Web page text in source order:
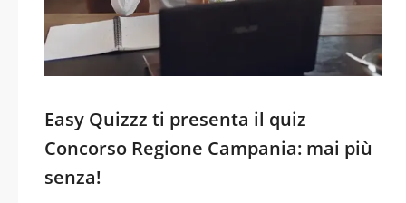
Easy Quizzz ti presenta il quiz
Concorso Regione Campania: mai più
senza!